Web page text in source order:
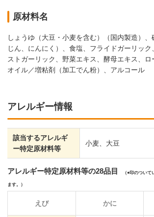
原材料名
しょうゆ（大豆・小麦を含む）（国内製造）
じん、にんにく）、食塩、フライドガーリッ
ストガーリック、野菜エキス、酵母エキス、ロ
オイル／増粘剤（加工でん粉）、アルコール
アレルギー情報
該当するアレルギ
ー特定原材料等
小麦、大豆
アレルギー特定原材料等の28品目 （ 印のついて
ます。）
えび かに